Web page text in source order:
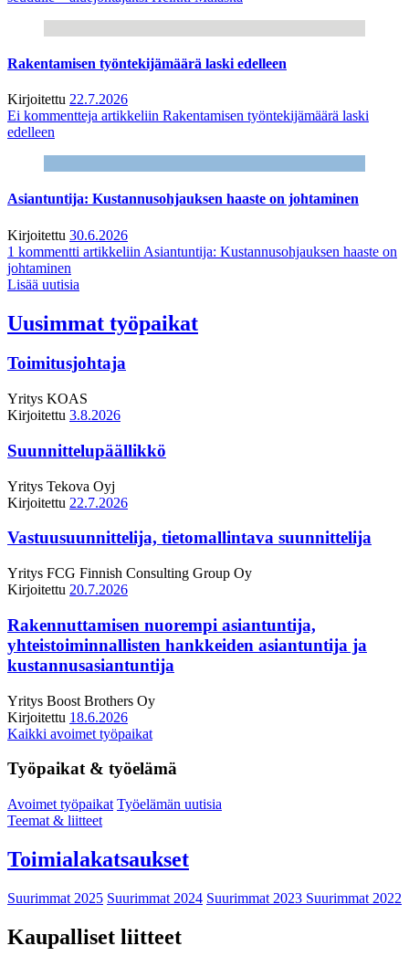
Rakentamisen työntekijämäärä laski edelleen
Kirjoitettu 22.7.2026
Ei kommentteja artikkeliin Rakentamisen työntekijämäärä laski
edelleen
Asiantuntija: Kustannusohjauksen haaste on johtaminen
Kirjoitettu 30.6.2026
1 kommentti artikkeliin Asiantuntija: Kustannusohjauksen haaste on
johtaminen
Lisää uutisia
Uusimmat työpaikat
Toimitusjohtaja
Yritys KOAS
Kirjoitettu 3.8.2026
Suunnittelupäällikkö
Yritys Tekova Oyj
Kirjoitettu 22.7.2026
Vastuusuunnittelija, tietomallintava suunnittelija
Yritys FCG Finnish Consulting Group Oy
Kirjoitettu 20.7.2026
Rakennuttamisen nuorempi asiantuntija,
yhteistoiminnallisten hankkeiden asiantuntija ja
kustannusasiantuntija
Yritys Boost Brothers Oy
Kirjoitettu 18.6.2026
Kaikki avoimet työpaikat
Työpaikat & työelämä
Avoimet työpaikat Työelämän uutisia
Teemat & liitteet
Toimialakatsaukset
Suurimmat 2025 Suurimmat 2024 Suurimmat 2023 Suurimmat 2022
Kaupalliset liitteet